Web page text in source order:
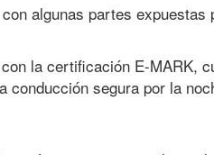
algunas partes expuestas
la certificación E-MARK,
conducción segura por la